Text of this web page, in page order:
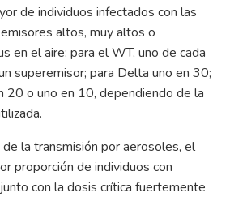
de individuos infectados con las
altos, muy altos o
en el aire: para el WT, uno de cada
superemisor; para Delta uno en 30;
20 o uno en 10, dependiendo de la
la transmisión por aerosoles, el
proporción de individuos con
con la dosis crítica fuertemente